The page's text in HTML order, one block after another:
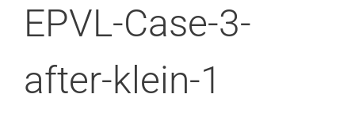
EPVL-Case-3-
after-klein-1